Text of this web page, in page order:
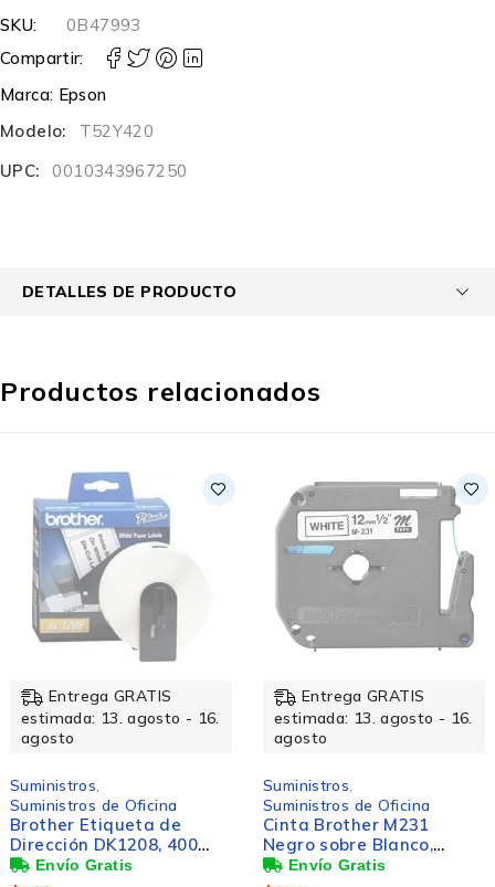
SKU:
0B47993
Compartir:
Marca: Epson
Modelo:
T52Y420
UPC:
0010343967250
DETALLES DE PRODUCTO
Productos relacionados
16.
Entrega GRATIS
estimada: 13. agosto - 16.
Suministros
Suministros de Oficina
Cinta Brother M231
Negro sobre Blanco,
12mm x 8m
Entrega GRATIS
estimada: 13.
Suministros
Suministros de
Tóner Brother TN-
Alto Rendimiento
Amarillo, 4.000